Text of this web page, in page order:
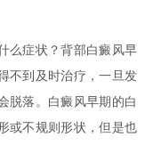
么症状？背部白癜风早
不到及时治疗，一旦发
脱落。白癜风早期的白
或不规则形状，但是也